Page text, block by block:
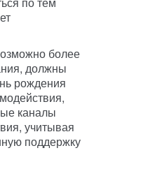
более
должны
рождения
каналы
учитывая
поддержку